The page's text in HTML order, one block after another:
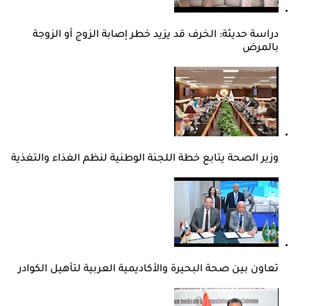
دراسة حديثة: الخرف قد يزيد خطر إصابة الزوج أو الزوجة
بالمرض
وزير الصحة يتابع خطة اللجنة الوطنية لنظم الغذاء والتغذية
تعاون بين صحة البحيرة والأكاديمية العربية لتأهيل الكوادر